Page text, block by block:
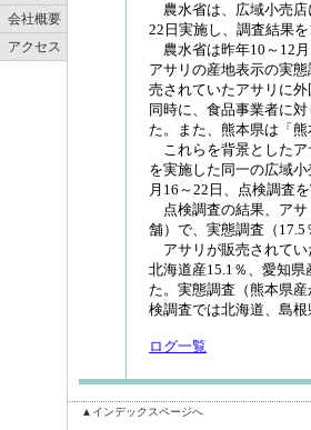
会社概要
アクセス
農水省は、広域小売店
22日実施し、調査結果
農水省は昨年10～12
アサリの産地表示の実
売されていたアサリに
同時に、食品事業者に
た。また、熊本県は「
これらを背景としたア
を実施した同一の広域
月16～22日、点検調査
点検調査の結果、アサ
舗）で、実態調査（
アサリが販売されてい
北海道産15.1％、愛知
た。実態調査（熊本県
検調査では北海道、島
ログ一覧
▲インデックスページへ